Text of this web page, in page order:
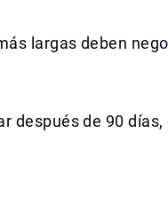
largas deben
después de 90